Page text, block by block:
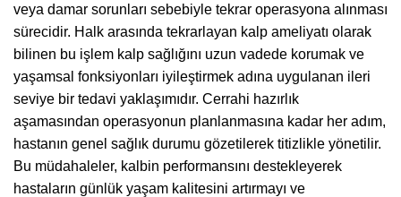
veya damar sorunları sebebiyle tekrar operasyona alınması
sürecidir. Halk arasında tekrarlayan kalp ameliyatı olarak
bilinen bu işlem kalp sağlığını uzun vadede korumak ve
yaşamsal fonksiyonları iyileştirmek adına uygulanan ileri
seviye bir tedavi yaklaşımıdır. Cerrahi hazırlık
aşamasından operasyonun planlanmasına kadar her adım,
hastanın genel sağlık durumu gözetilerek titizlikle yönetilir.
Bu müdahaleler, kalbin performansını destekleyerek
hastaların günlük yaşam kalitesini artırmayı ve